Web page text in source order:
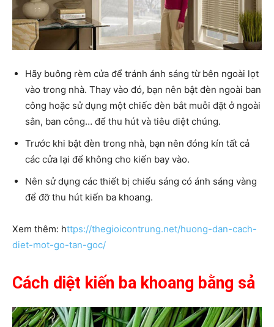
Hãy buông rèm cửa để tránh ánh sáng từ bên ngoài lọt
vào trong nhà. Thay vào đó, bạn nên bật đèn ngoài ban
công hoặc sử dụng một chiếc đèn bắt muỗi đặt ở ngoài
sân, ban công… để thu hút và tiêu diệt chúng.
Trước khi bật đèn trong nhà, bạn nên đóng kín tất cả
các cửa lại để không cho kiến bay vào.
Nên sử dụng các thiết bị chiếu sáng có ánh sáng vàng
để đỡ thu hút kiến ba khoang.
Xem thêm: https://thegioicontrung.net/huong-dan-cach-
diet-mot-go-tan-goc/
Cách diệt kiến ba khoang bằng sả